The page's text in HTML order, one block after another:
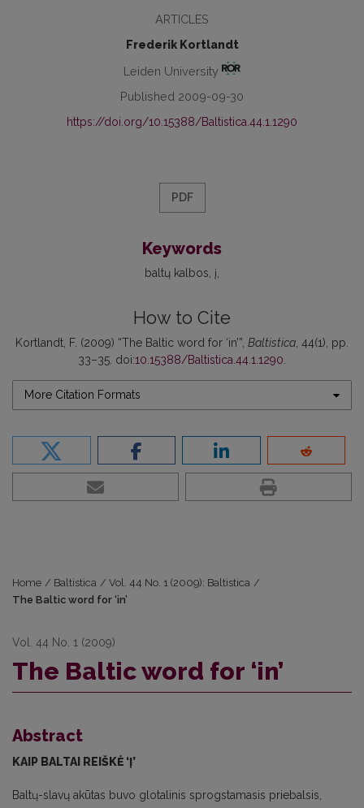
ARTICLES
Frederik Kortlandt
Leiden University
Published 2009-09-30
https://doi.org/10.15388/Baltistica.44.1.1290
PDF
Keywords
baltų kalbos į
How to Cite
Kortlandt, F. (2009) “The Baltic word for ‘in’”, Baltistica, 44(1), pp.
33–35. doi:10.15388/Baltistica.44.1.1290.
More Citation Formats
Home / Baltistica / Vol. 44 No. 1 (2009): Baltistica /
The Baltic word for ‘in’
Vol. 44 No. 1 (2009)
The Baltic word for ‘in’
Abstract
KAIP BALTAI REIŠKĖ ‘Į’
Baltų-slavų akūtas buvo glotalinis sprogstamasis priebalsis,